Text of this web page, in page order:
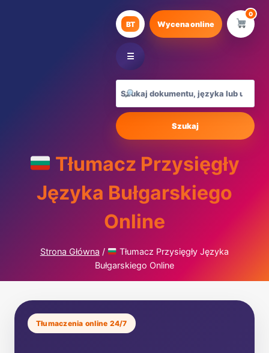
BT Wycena online
0
☰
Szukaj
Tłumacz Przysięgły
Języka Bułgarskiego
Online
Strona Główna /
Tłumacz Przysięgły Języka
Bułgarskiego Online
Tłumaczenia online 24/7